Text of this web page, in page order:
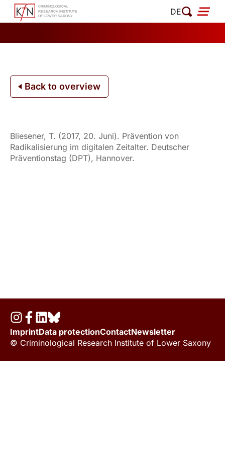
Skip
DE
Back to overview
Bliesener, T. (2017, 20. Juni). Prävention von
Radikalisierung im digitalen Zeitalter. Deutscher
Präventionstag (DPT), Hannover.
ImprintData protectionContactNewsletter
© Criminological Research Institute of Lower Saxony